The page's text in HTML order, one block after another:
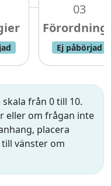
03
Ej påbörjad
från 0 till 10.
eller om frågan inte
placera
vänster om